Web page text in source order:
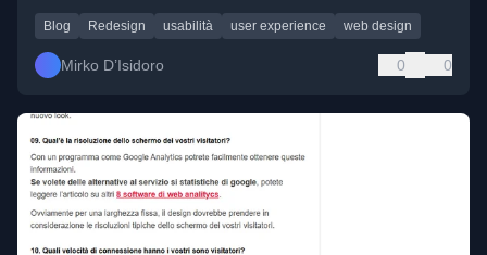
Blog Redesign usabilità user experience web design
Mirko D’Isidoro 0 0